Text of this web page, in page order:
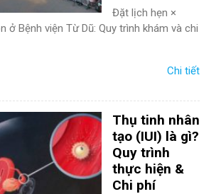
Đặt lịch hẹn ×
ở Bệnh viện Từ Dũ: Quy trình khám và chi
Chi tiết
Thụ tinh nhân
tạo (IUI) là gì?
Quy trình
thực hiện &
Chi phí